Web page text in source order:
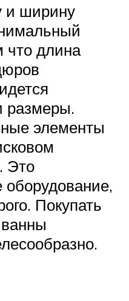
и ширину
что длина
размеры.
элементы
Это
Покупать